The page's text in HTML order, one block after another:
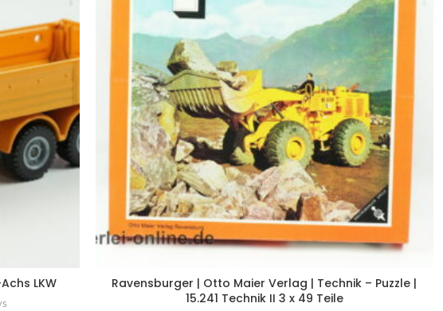
LKW
Ravensburger | Otto Maier Verlag | Technik – Puzzle |
15.241 Technik II 3 x 49 Teile